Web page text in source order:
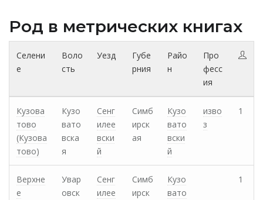
Род в метрических книгах
Селени
е
Воло
сть
Уезд
Губе
рния
Райо
н
Про
фесс
ия
Кузова
тово
(Кузова
тово)
Кузо
вато
вска
я
Сенг
илее
вски
й
Симб
ирск
ая
Кузо
вато
вски
й
изво
з
1
Верхне
е
Увар
овск
Сенг
илее
Симб
ирск
Кузо
вато
1